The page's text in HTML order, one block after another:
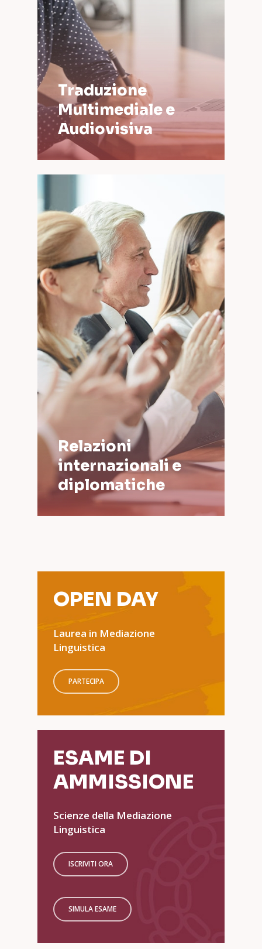
Traduzione
Multimediale e
Audiovisiva
Relazioni
internazionali e
diplomatiche
OPEN DAY
Laurea in Mediazione
Linguistica
PARTECIPA
ESAME DI
AMMISSIONE
Scienze della Mediazione
Linguistica
ISCRIVITI ORA
SIMULA ESAME